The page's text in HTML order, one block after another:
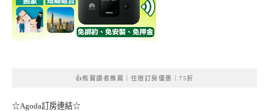
👍熊寶讀者推薦｜住宿訂房優惠｜75折
☆Agoda訂房連結☆